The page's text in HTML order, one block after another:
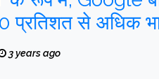
प्रतिशत से अधिक
का डर है
3 years ago